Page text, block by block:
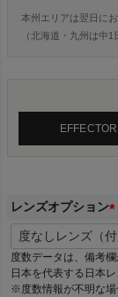
本州エリアは翌日に
（北海道・九州は中1
レンズオプション
(
)
度数データは、備考
日本を代表する日本
※度数情報が不明な場